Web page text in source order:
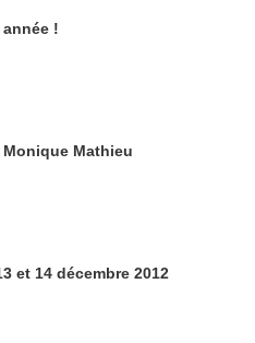
!
Mathieu
et 14 décembre 2012